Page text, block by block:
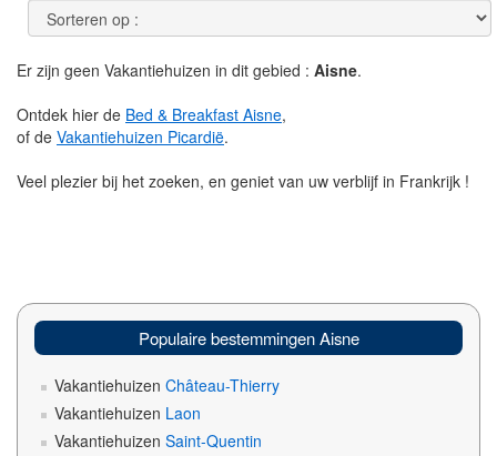
Er zijn geen Vakantiehuizen in dit gebied : Aisne.
Ontdek hier de Bed & Breakfast Aisne,
of de Vakantiehuizen Picardië.
Veel plezier bij het zoeken, en geniet van uw verblijf in Frankrijk !
Populaire bestemmingen Aisne
Vakantiehuizen Château-Thierry
Vakantiehuizen Laon
Vakantiehuizen Saint-Quentin